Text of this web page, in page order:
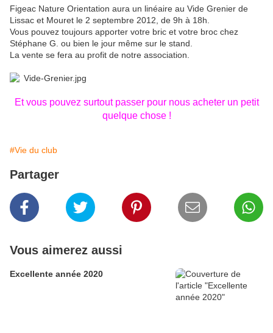
Figeac Nature Orientation aura un linéaire au Vide Grenier de
Lissac et Mouret le 2 septembre 2012, de 9h à 18h.
Vous pouvez toujours apporter votre bric et votre broc chez
Stéphane G. ou bien le jour même sur le stand.
La vente se fera au profit de notre association.
Et vous pouvez surtout passer pour nous acheter un petit
quelque chose !
#Vie du club
Partager
Vous aimerez aussi
Excellente année 2020